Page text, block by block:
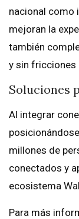
nacional como
mejoran la
también
y sin fricciones
Soluciones
Al integrar
millones de
conectados y
ecosistema
Para más